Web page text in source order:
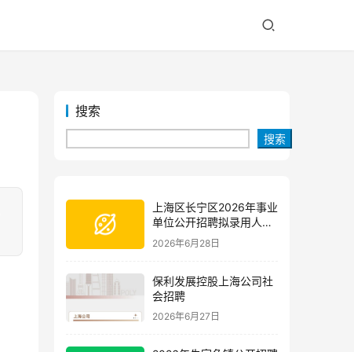
搜索
搜索
上海区长宁区2026年事业
单位公开招聘拟录用人员
公示(第三批)
2026年6月28日
保利发展控股上海公司社
会招聘
2026年6月27日